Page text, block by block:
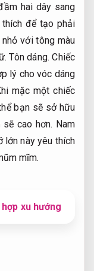
hai dây sang
thích để tạo phải
với tông màu
Tôn dáng. Chiếc
lý cho vóc dáng
mặc một chiếc
bạn sẽ sở hữu
cao hơn. Nam
lớn này yêu thích
mĩm.
xu hướng